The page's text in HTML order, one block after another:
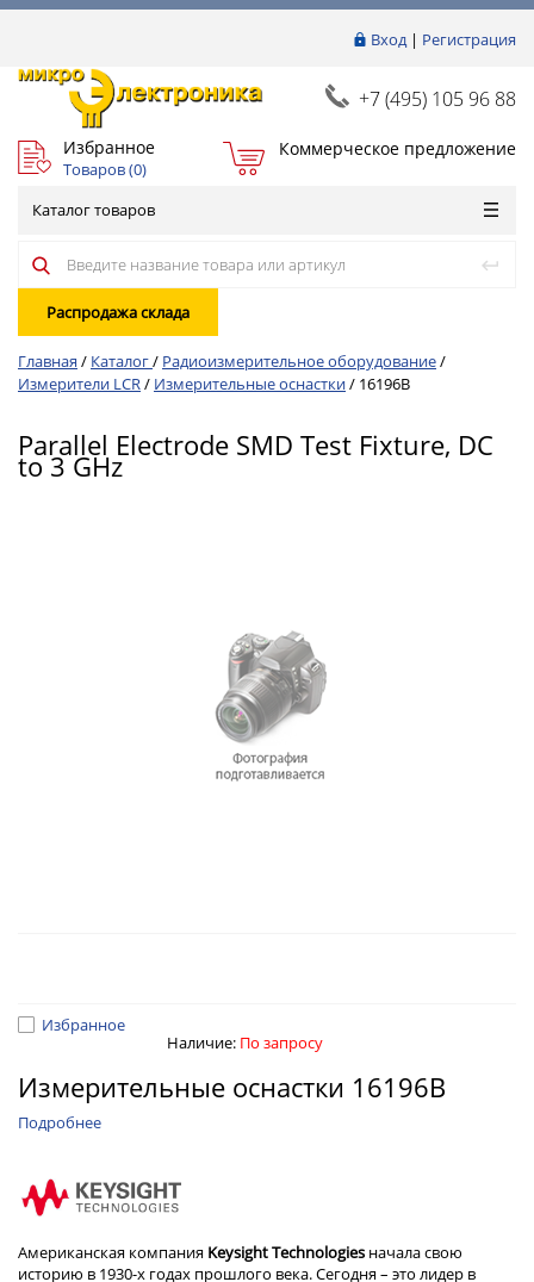
Вход| Регистрация
+7 (495) 105 96 88
Избранное
Товаров (0)
Коммерческое предложение
Каталог товаров
Распродажа склада
Главная / Каталог/ Радиоизмерительное оборудование/
Измерители LCR/ Измерительные оснастки/ 16196B
Parallel Electrode SMD Test Fixture, DC
to 3 GHz
Избранное
Наличие: По запросу
Измерительные оснастки 16196B
Подробнее
Американская компания Keysight Technologies начала свою
историю в 1930-х годах прошлого века. Сегодня – это лидер в